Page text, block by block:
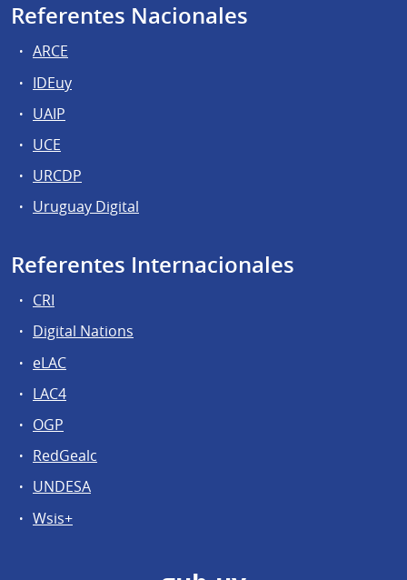
Referentes Nacionales
ARCE
IDEuy
UAIP
UCE
URCDP
Uruguay Digital
Referentes Internacionales
CRI
Digital Nations
eLAC
LAC4
OGP
RedGealc
UNDESA
Wsis+